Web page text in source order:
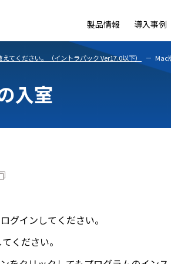
製品情報
LiveOn WearableLiveOn NanoLiveOn
導入事例
てください。（イントラパック Ver17.0以下） Mac
入室
グインしてください。
ください。